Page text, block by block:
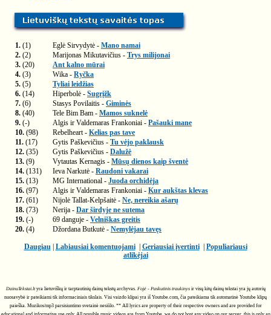
1. (1) Eglė Sirvydytė - Mano namai
2. (2) Marijonas Mikutavičius - Trys milijonai
3. (20)
Ant kalno mūrai
4. (3) Wika - Ryčka
5. (5)
Tyliai leidžias
6. (14) Hiperbolė - Sugrįžk
7. (6) Stasys Povilaitis - Giminės
8. (40) Tele Bim Bam - Mamos suknelė
9. (-) Algis ir Valdemaras Frankoniai - Pašauki mane
10. (98) Rebelheart - Kelias pas tave
11. (17) Gytis Paškevičius - Tu vėjo paklausk
12. (35) Gytis Paškevičius - Dalužė
13. (9) Vytautas Kernagis - Mūsų dienos kaip šventė
14. (131) Ieva Narkutė - Raudoni vakarai
15. (13) MG International - Juoda orchidėja
16. (97) Algis ir Valdemaras Frankoniai - Kur aukštas klevas
17. (61) Nijolė Tallat-Kelpšaitė - Ne, nereikia ašarų
18. (73) Nerija - Dar širdyje ne sutema
19. (-) 69 danguje - Velniškas greitis
20. (4) Džordana Butkutė - Nemylėjau tavęs
Daugiau| Labiausiai komentuojami| Geriausiai įvertinti| Populiariausi
atlikėjai
DainuTekstai.ltyra lietuviškų ir tarptautinių dainų tekstų archyvas. Fojė - Paskutinis traukinysir visų kitų dainų tekstai yra jų autorių
nuosavybė ir pateikiami tik informaciniais tikslais. Visi vaizdo klipai yra iš Youtube.com, čia pateikiama tik automatinė Youtube klipų
paieška. Muzikos/mp3 parsisiuntimo svetainė nesiūlo. ** All lyrics are property of their respective owners and are provided for